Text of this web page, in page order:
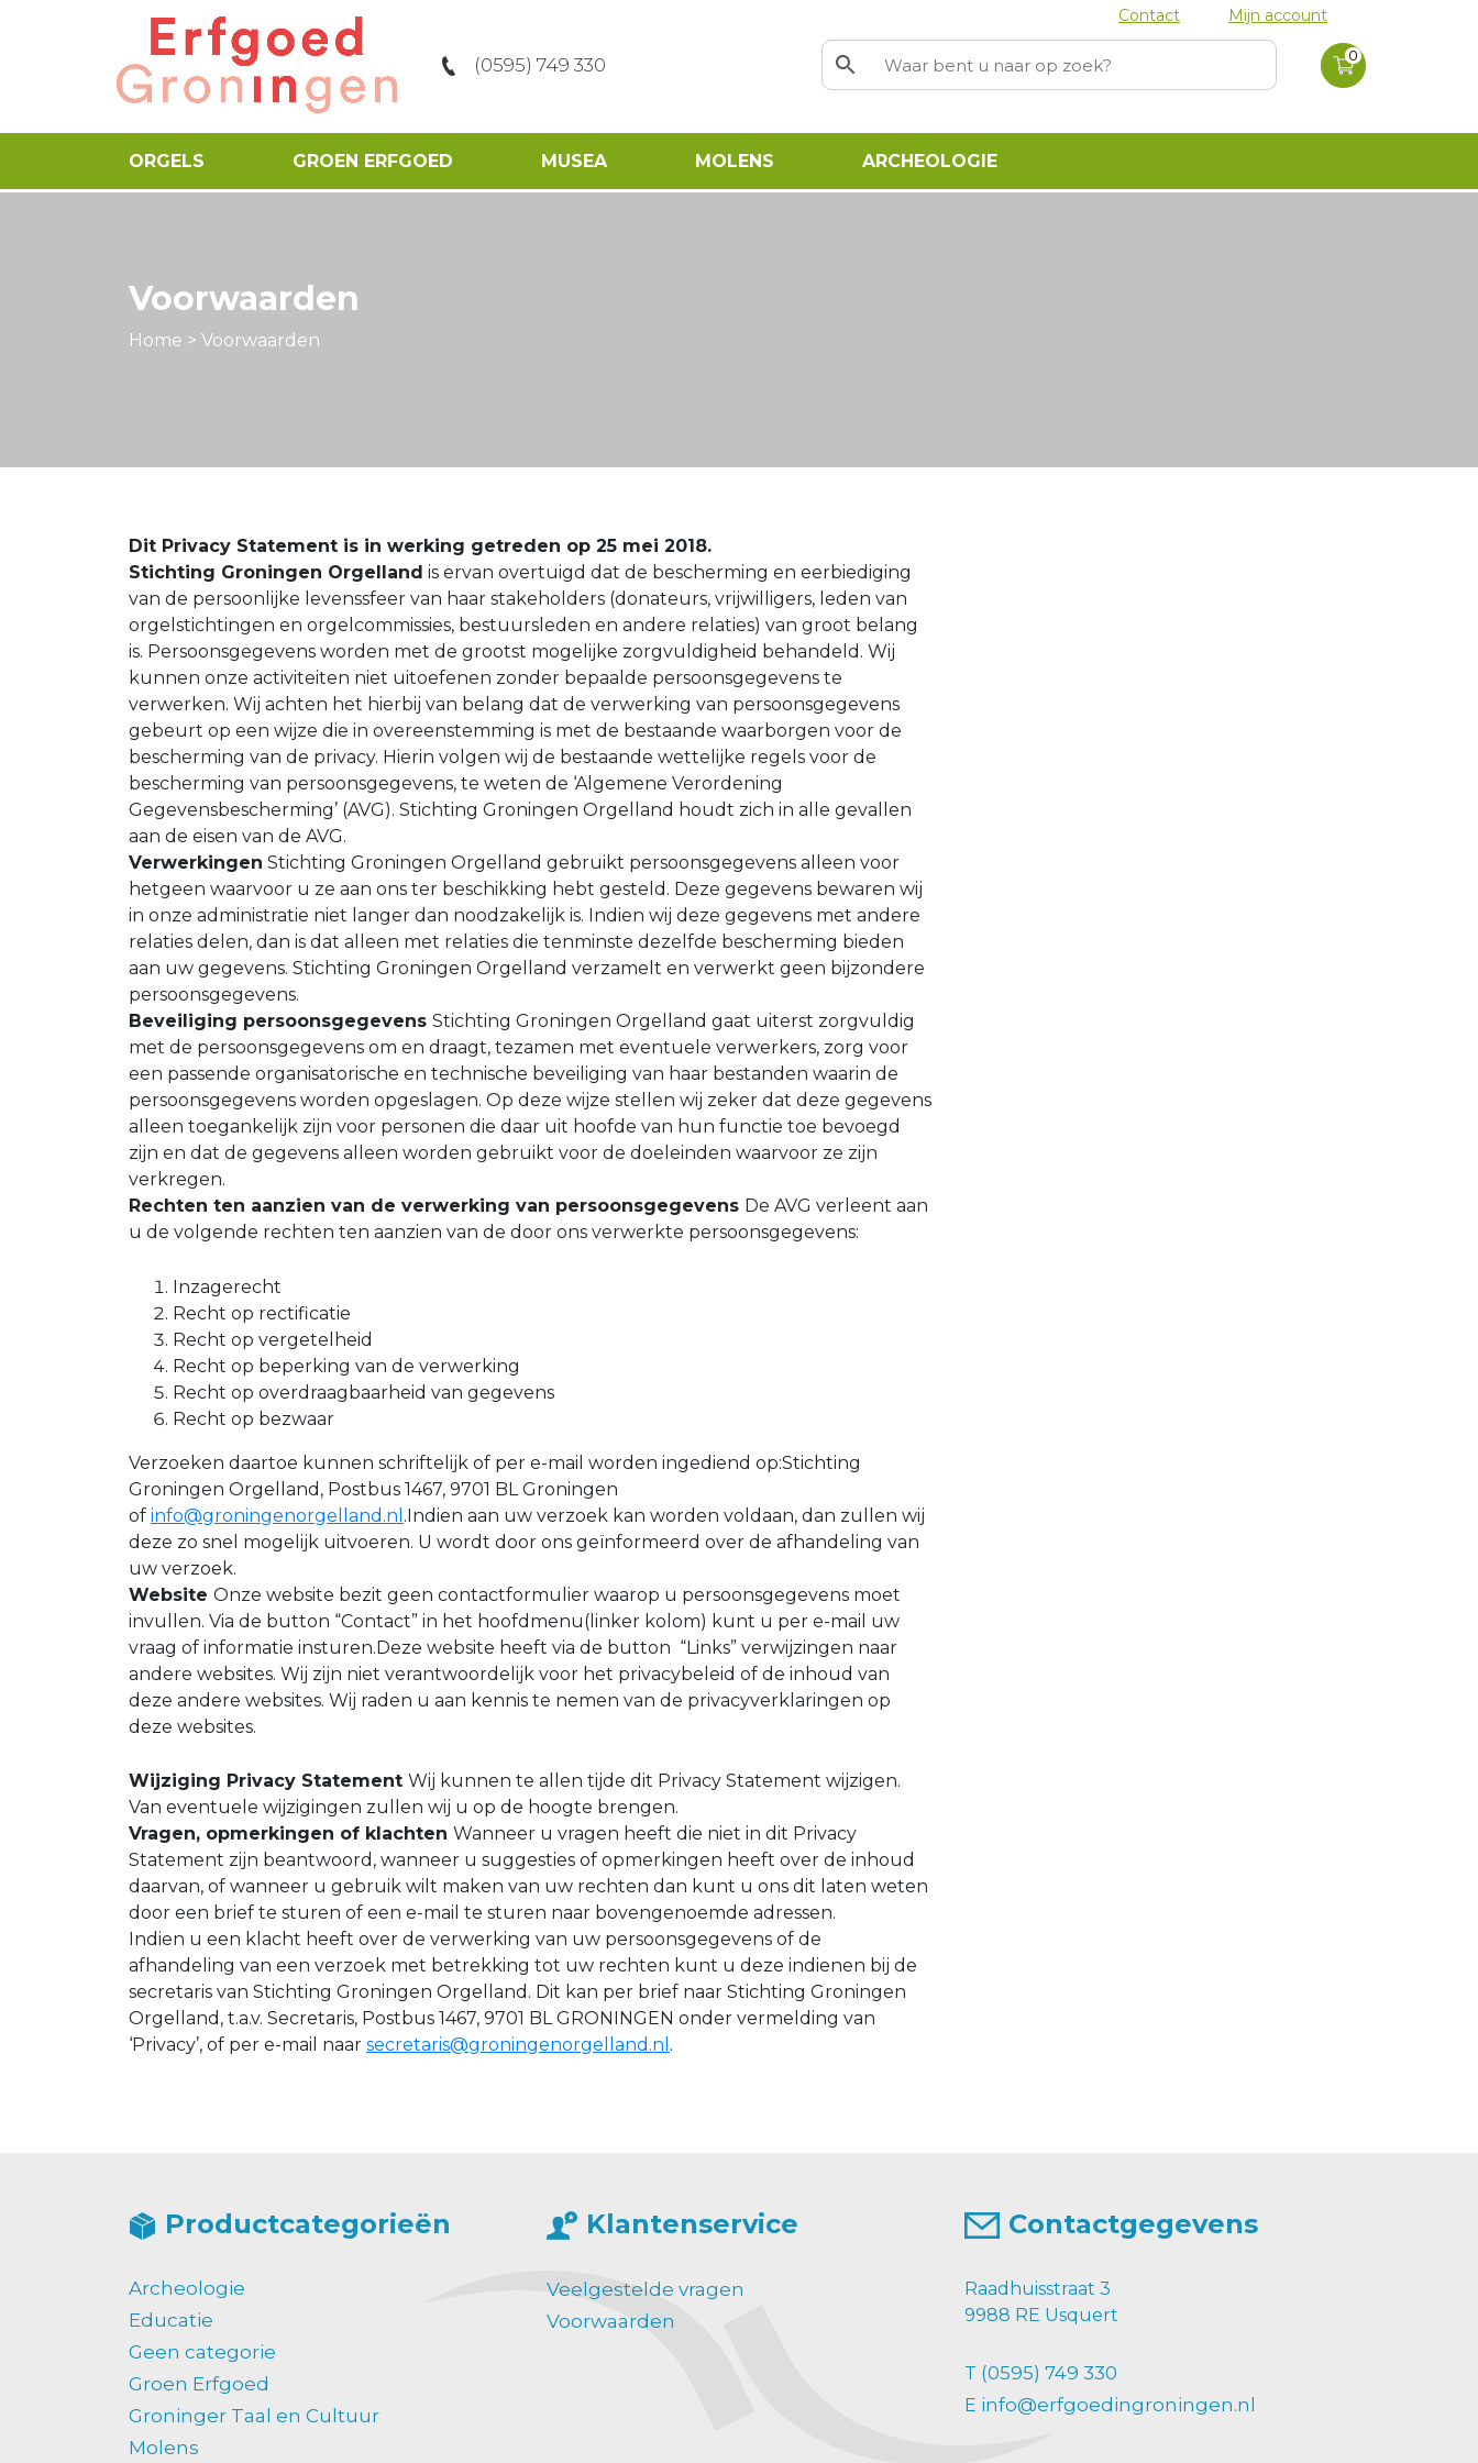
Contact Mijn account
(0595) 749 330 0
winkelwagen
ORGELS GROEN ERFGOED MUSEA MOLENS ARCHEOLOGIE
Voorwaarden
Home > Voorwaarden
Dit Privacy Statement is in werking getreden op 25 mei 2018.
Stichting Groningen Orgelland is ervan overtuigd dat de bescherming en eerbiediging
van de persoonlijke levenssfeer van haar stakeholders (donateurs, vrijwilligers, leden van
orgelstichtingen en orgelcommissies, bestuursleden en andere relaties) van groot belang
is. Persoonsgegevens worden met de grootst mogelijke zorgvuldigheid behandeld. Wij
kunnen onze activiteiten niet uitoefenen zonder bepaalde persoonsgegevens te
verwerken. Wij achten het hierbij van belang dat de verwerking van persoonsgegevens
gebeurt op een wijze die in overeenstemming is met de bestaande waarborgen voor de
bescherming van de privacy. Hierin volgen wij de bestaande wettelijke regels voor de
bescherming van persoonsgegevens, te weten de ‘Algemene Verordening
Gegevensbescherming’ (AVG). Stichting Groningen Orgelland houdt zich in alle gevallen
aan de eisen van de AVG.
Verwerkingen Stichting Groningen Orgelland gebruikt persoonsgegevens alleen voor
hetgeen waarvoor u ze aan ons ter beschikking hebt gesteld. Deze gegevens bewaren wij
in onze administratie niet langer dan noodzakelijk is. Indien wij deze gegevens met andere
relaties delen, dan is dat alleen met relaties die tenminste dezelfde bescherming bieden
aan uw gegevens. Stichting Groningen Orgelland verzamelt en verwerkt geen bijzondere
persoonsgegevens.
Beveiliging persoonsgegevens Stichting Groningen Orgelland gaat uiterst zorgvuldig
met de persoonsgegevens om en draagt, tezamen met eventuele verwerkers, zorg voor
een passende organisatorische en technische beveiliging van haar bestanden waarin de
persoonsgegevens worden opgeslagen. Op deze wijze stellen wij zeker dat deze gegevens
alleen toegankelijk zijn voor personen die daar uit hoofde van hun functie toe bevoegd
zijn en dat de gegevens alleen worden gebruikt voor de doeleinden waarvoor ze zijn
verkregen.
Rechten ten aanzien van de verwerking van persoonsgegevens De AVG verleent aan
u de volgende rechten ten aanzien van de door ons verwerkte persoonsgegevens:
Inzagerecht
Recht op rectificatie
Recht op vergetelheid
Recht op beperking van de verwerking
Recht op overdraagbaarheid van gegevens
Recht op bezwaar
Verzoeken daartoe kunnen schriftelijk of per e-mail worden ingediend op:Stichting
Groningen Orgelland, Postbus 1467, 9701 BL Groningen
of info@groningenorgelland.nl .Indien aan uw verzoek kan worden voldaan, dan zullen wij
deze zo snel mogelijk uitvoeren. U wordt door ons geïnformeerd over de afhandeling van
uw verzoek.
Website Onze website bezit geen contactformulier waarop u persoonsgegevens moet
invullen. Via de button “Contact” in het hoofdmenu(linker kolom) kunt u per e-mail uw
vraag of informatie insturen.Deze website heeft via de button “Links” verwijzingen naar
andere websites. Wij zijn niet verantwoordelijk voor het privacybeleid of de inhoud van
deze andere websites. Wij raden u aan kennis te nemen van de privacyverklaringen op
deze websites.
Wijziging Privacy Statement Wij kunnen te allen tijde dit Privacy Statement wijzigen.
Van eventuele wijzigingen zullen wij u op de hoogte brengen.
Vragen, opmerkingen of klachten Wanneer u vragen heeft die niet in dit Privacy
Statement zijn beantwoord, wanneer u suggesties of opmerkingen heeft over de inhoud
daarvan, of wanneer u gebruik wilt maken van uw rechten dan kunt u ons dit laten weten
door een brief te sturen of een e-mail te sturen naar bovengenoemde adressen.
Indien u een klacht heeft over de verwerking van uw persoonsgegevens of de
afhandeling van een verzoek met betrekking tot uw rechten kunt u deze indienen bij de
secretaris van Stichting Groningen Orgelland. Dit kan per brief naar Stichting Groningen
Orgelland, t.a.v. Secretaris, Postbus 1467, 9701 BL GRONINGEN onder vermelding van
‘Privacy’, of per e-mail naar secretaris@groningenorgelland.nl .
Productcategorieën
Archeologie
Educatie
Geen categorie
Groen Erfgoed
Groninger Taal en Cultuur
Molens
Klantenservice
Veelgestelde vragen
Voorwaarden
Contactgegevens
Raadhuisstraat 3
9988 RE Usquert
T (0595) 749 330
E info@erfgoedingroningen.nl